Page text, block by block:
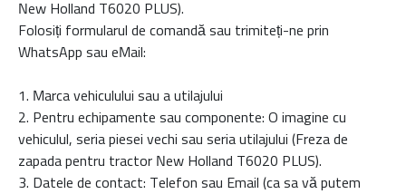
New Holland T6020 PLUS).
Folosiți formularul de comandă sau trimiteți-ne prin
WhatsApp sau eMail:
1. Marca vehiculului sau a utilajului
2. Pentru echipamente sau componente: O imagine cu
vehiculul, seria piesei vechi sau seria utilajului (Freza de
zapada pentru tractor New Holland T6020 PLUS).
3. Datele de contact: Telefon sau Email (ca sa vă putem